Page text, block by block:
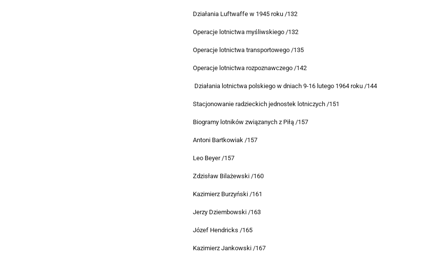
Działania Luftwaffe w 1945 roku /132
Operacje lotnictwa myśliwskiego /132
Operacje lotnictwa transportowego /135
Operacje lotnictwa rozpoznawczego /142
Działania lotnictwa polskiego w dniach 9-16 lutego 1964 roku /144
Stacjonowanie radzieckich jednostek lotniczych /151
Biogramy lotników związanych z Piłą /157
Antoni Bartkowiak /157
Leo Beyer /157
Zdzisław Bilażewski /160
Kazimierz Burzyński /161
Jerzy Dziembowski /163
Józef Hendricks /165
Kazimierz Jankowski /167